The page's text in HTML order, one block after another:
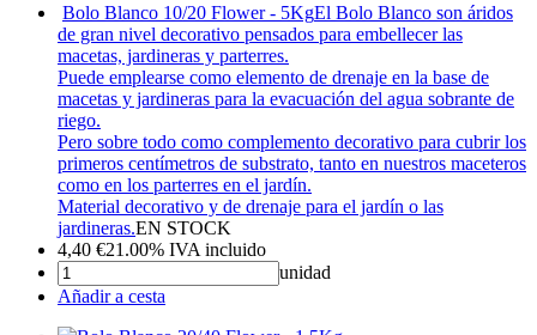
Bolo Blanco 10/20 Flower - 5KgEl Bolo Blanco son áridos
de gran nivel decorativo pensados para embellecer las
macetas, jardineras y parterres.
Puede emplearse como elemento de drenaje en la base de
macetas y jardineras para la evacuación del agua sobrante de
riego.
Pero sobre todo como complemento decorativo para cubrir los
primeros centímetros de substrato, tanto en nuestros maceteros
como en los parterres en el jardín.
Material decorativo y de drenaje para el jardín o las
jardineras.EN STOCK
4,40 €21.00% IVA incluido
unidad
Añadir a cesta